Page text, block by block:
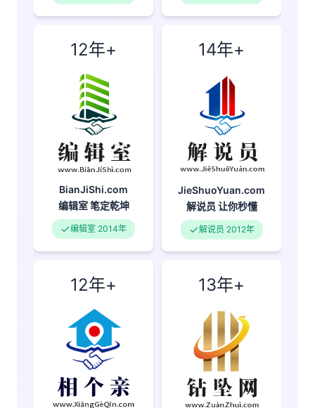
12年+
BianJiShi.com
编辑室笔定乾坤
编辑室 2014年
14年+
JieShuoYuan.com
解说员 让你秒懂
解说员 2012年
12年+ 13年+